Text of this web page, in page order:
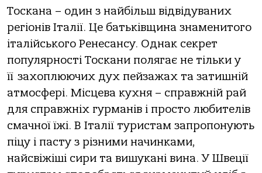
Тоскана – один з найбільш відвідуваних
регіонів Італії. Це батьківщина знаменитого
італійського Ренесансу. Однак секрет
популярності Тоскани полягає не тільки у
її захоплюючих дух пейзажах та затишній
атмосфері. Місцева кухня – справжній рай
для справжніх гурманів і просто любителів
смачної їжі. В Італії туристам запропонують
піцу і пасту з різними начинками,
найсвіжіші сири та вишукані вина. У Швеції